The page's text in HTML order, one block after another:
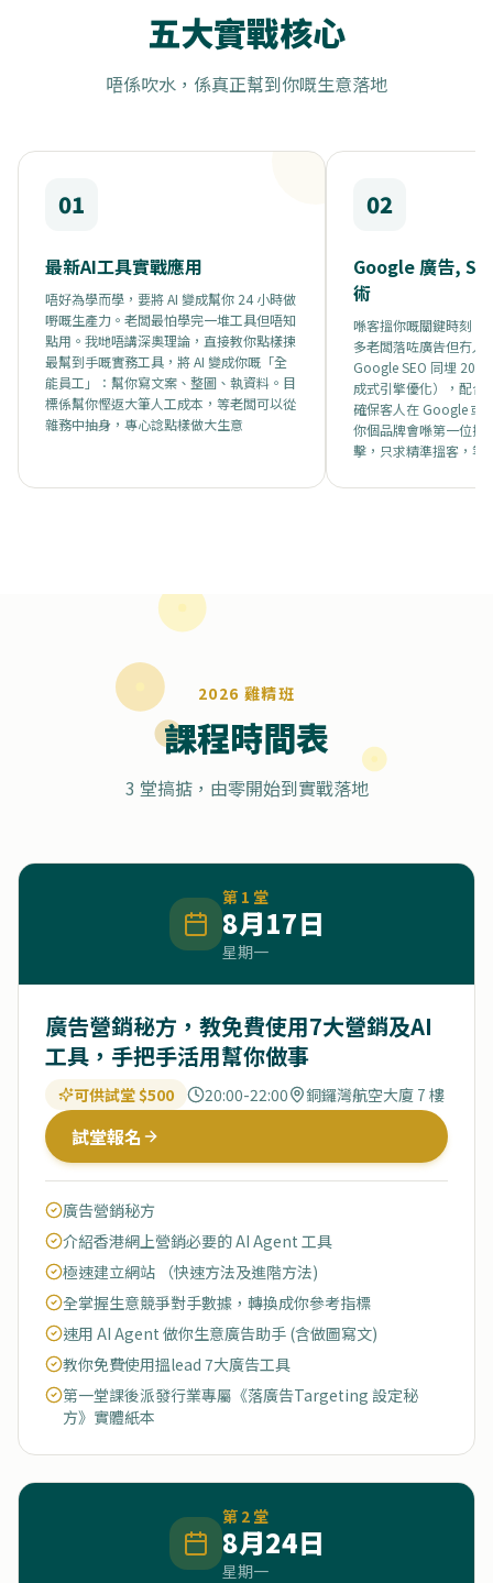
五大實戰核心
唔係吹水，係真正幫到你嘅生意落地
01
最新AI工具實戰應用
唔好為學而學，要將 AI 變成幫你 24 小時做
嘢嘅生產力。老闆最怕學完一堆工具但唔知
點用。我哋唔講深奧理論，直接教你點樣揀
最幫到手嘅實務工具，將 AI 變成你嘅「全
能員工」：幫你寫文案、整圖、執資料。目
標係幫你慳返大筆人工成本，等老闆可以從
雜務中抽身，專心諗點樣做大生意
02
Google 廣告,
術
喺客搵你嘅關鍵時刻，
多老闆落咗廣告但冇人
Google SEO 同埋
成式引擎優化），配合
確保客人在 Google 或
你個品牌會喺第一位攔
擊，只求精準搵客，等
2026 雞精班
課程時間表
3 堂搞掂，由零開始到實戰落地
第 1 堂
8月17日
星期一
廣告營銷秘方，教免費使用7大營銷及AI
工具，手把手活用幫你做事
可供試堂 $500 20:00-22:00 銅鑼灣航空大廈 7 樓
試堂報名
廣告營銷秘方
介紹香港網上營銷必要的 AI Agent 工具
極速建立網站 （快速方法及進階方法)
全掌握生意競爭對手數據，轉換成你參考指標
速用 AI Agent 做你生意廣告助手 (含做圖寫文)
教你免費使用搵lead 7大廣告工具
第一堂課後派發行業專屬《落廣告Targeting 設定秘
方》實體紙本
第 2堂
8月24日
星期一